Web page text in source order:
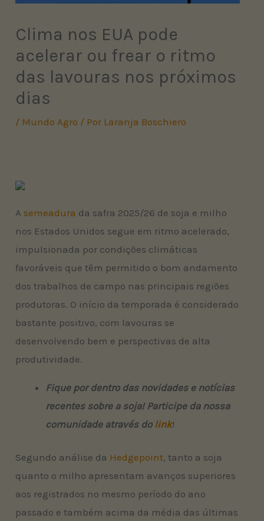
Clima nos EUA pode
acelerar ou frear o ritmo
das lavouras nos próximos
dias
/ Mundo Agro / Por Laranja Boschiero
A semeadura da safra 2025/26 de soja e milho
nos Estados Unidos segue em ritmo acelerado,
impulsionada por condições climáticas
favoráveis que têm permitido o bom andamento
dos trabalhos de campo nas principais regiões
produtoras. O início da temporada é considerado
bastante positivo, com lavouras se
desenvolvendo bem e perspectivas de alta
produtividade.
Fique por dentro das novidades e notícias
recentes sobre a soja! Participe da nossa
comunidade através do link!
Segundo análise da Hedgepoint, tanto a soja
quanto o milho apresentam avanços superiores
aos registrados no mesmo período do ano
passado e também acima da média das últimas